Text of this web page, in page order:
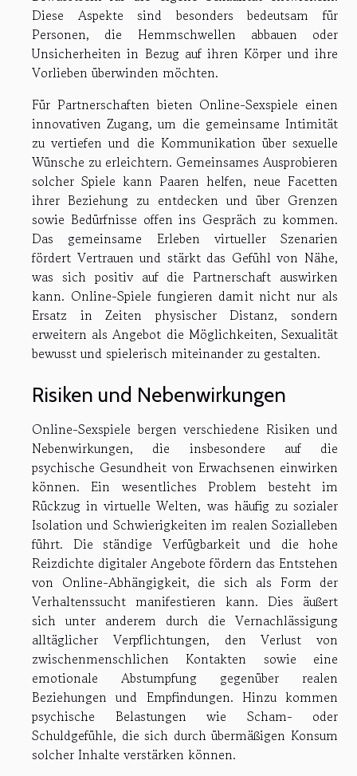
Diese Aspekte sind besonders bedeutsam für
Personen, die Hemmschwellen abbauen oder
Unsicherheiten in Bezug auf ihren Körper und ihre
Vorlieben überwinden möchten.
Für Partnerschaften bieten Online-Sexspiele einen
innovativen Zugang, um die gemeinsame Intimität
zu vertiefen und die Kommunikation über sexuelle
Wünsche zu erleichtern. Gemeinsames Ausprobieren
solcher Spiele kann Paaren helfen, neue Facetten
ihrer Beziehung zu entdecken und über Grenzen
sowie Bedürfnisse offen ins Gespräch zu kommen.
Das gemeinsame Erleben virtueller Szenarien
fördert Vertrauen und stärkt das Gefühl von Nähe,
was sich positiv auf die Partnerschaft auswirken
kann. Online-Spiele fungieren damit nicht nur als
Ersatz in Zeiten physischer Distanz, sondern
erweitern als Angebot die Möglichkeiten, Sexualität
bewusst und spielerisch miteinander zu gestalten.
Risiken und Nebenwirkungen
Online-Sexspiele bergen verschiedene Risiken und
Nebenwirkungen, die insbesondere auf die
psychische Gesundheit von Erwachsenen einwirken
können. Ein wesentliches Problem besteht im
Rückzug in virtuelle Welten, was häufig zu sozialer
Isolation und Schwierigkeiten im realen Sozialleben
führt. Die ständige Verfügbarkeit und die hohe
Reizdichte digitaler Angebote fördern das Entstehen
von Online-Abhängigkeit, die sich als Form der
Verhaltenssucht manifestieren kann. Dies äußert
sich unter anderem durch die Vernachlässigung
alltäglicher Verpflichtungen, den Verlust von
zwischenmenschlichen Kontakten sowie eine
emotionale Abstumpfung gegenüber realen
Beziehungen und Empfindungen. Hinzu kommen
psychische Belastungen wie Scham- oder
Schuldgefühle, die sich durch übermäßigen Konsum
solcher Inhalte verstärken können.